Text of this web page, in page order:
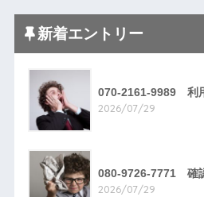
新着エントリー
070-2161-9989 利
2026/07/29
080-9726-7771 確
2026/07/29